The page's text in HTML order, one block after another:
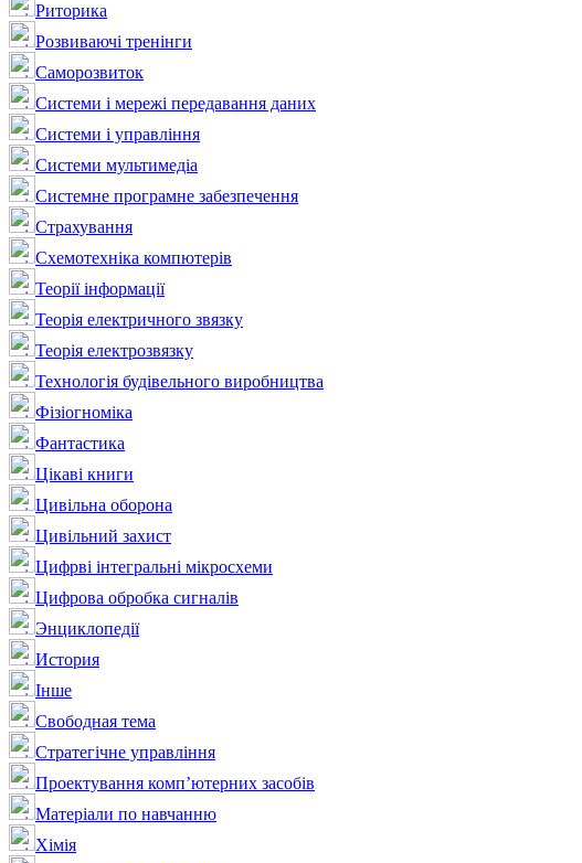
Риторика
Розвиваючі тренінги
Саморозвиток
Системи і мережі передавання даних
Системи і управління
Системи мультимедіа
Системне програмне забезпечення
Страхування
Схемотехніка компютерів
Теорії інформації
Теорія електричного звязку
Теорія електрозвязку
Технологія будівельного виробництва
Фізіогноміка
Фантастика
Цікаві книги
Цивільна оборона
Цивільний захист
Цифрві інтегральні мікросхеми
Цифрова обробка сигналів
Энциклопедії
История
Інше
Свободная тема
Стратегічне управління
Проектування комп’ютерних засобів
Матеріали по навчанню
Хімія